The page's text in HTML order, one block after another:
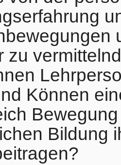
zu
Können
Bildung